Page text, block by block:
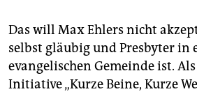
Das will Max Ehlers nicht
selbst gläubig und Presbyter in
evangelischen Gemeinde ist.
Initiative „Kurze Beine, Kurze